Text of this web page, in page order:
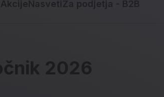
AkcijeNasveti Za podjetja - B2B
2026